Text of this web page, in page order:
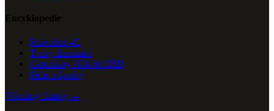
Encyklopedie
Průvodce 4C
Tvary diamantů
Certifikáty GIA & HRD
Péče o šperky
Všechny články →